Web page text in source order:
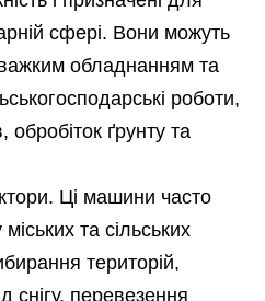
сфері. Вони можуть
обладнанням та
роботи,
обробіток ґрунту та
Ці машини часто
та сільських
територій,
снігу, перевезення